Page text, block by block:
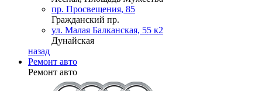
пр. Просвещения, 85
Гражданский пр.
ул. Малая Балканская, 55 к2
Дунайская
назад
Ремонт авто
Ремонт авто